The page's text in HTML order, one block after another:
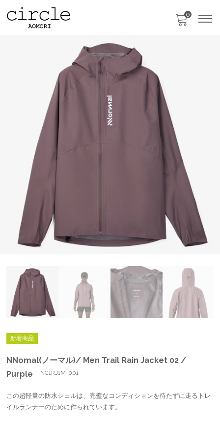
只今、カートに商品はございません。 0
新着商品
NNomal(ノーマル)/ Men Trail Rain Jacket 02 /
Purple
NC1RJ1M-001
この超軽量の防水シェルは、完璧なコンディションを待たずに走るトレ
イルランナーのために作られています。